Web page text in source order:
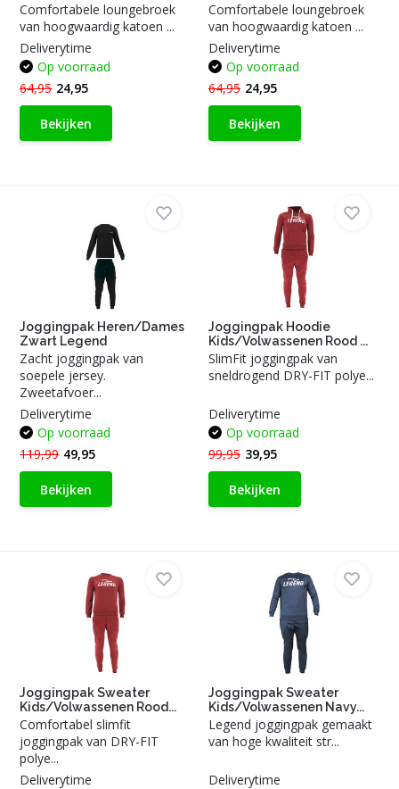
Comfortabele loungebroek
van hoogwaardig katoen ...
Deliverytime
Op voorraad
64,95 24,95
Bekijken
Comfortabele loungebroek
van hoogwaardig katoen ...
Deliverytime
Op voorraad
64,95 24,95
Bekijken
Joggingpak Heren/Dames
Zwart Legend
Zacht joggingpak van
soepele jersey.
Zweetafvoer...
Deliverytime
Op voorraad
119,99 49,95
Bekijken
Joggingpak Hoodie
Kids/Volwassenen Rood ...
SlimFit joggingpak van
sneldrogend DRY-FIT polye...
Deliverytime
Op voorraad
99,95 39,95
Bekijken
Joggingpak Sweater
Kids/Volwassenen Rood...
Comfortabel slimfit
joggingpak van DRY-FIT
polye...
Deliverytime
Joggingpak Sweater
Kids/Volwassenen Navy...
Legend joggingpak gemaakt
van hoge kwaliteit str...
Deliverytime